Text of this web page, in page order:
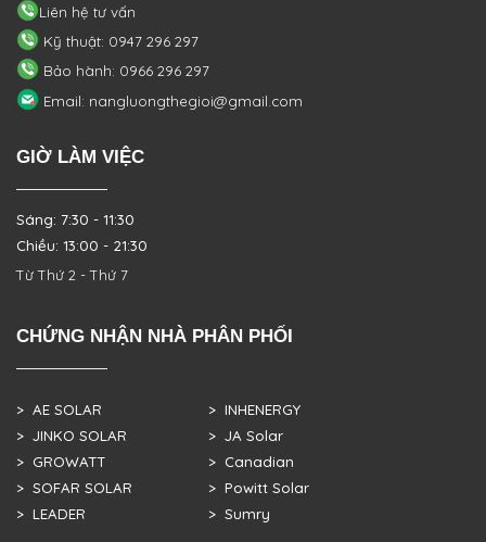
Liên hệ tư vấn
Kỹ thuật: 0947 296 297
Bảo hành: 0966 296 297
Email: nangluongthegioi@gmail.com
GIỜ LÀM VIỆC
Sáng: 7:30 - 11:30
Chiều: 13:00 - 21:30
Từ Thứ 2 - Thứ 7
CHỨNG NHẬN NHÀ PHÂN PHỐI
> AE SOLAR
> JINKO SOLAR
> GROWATT
> SOFAR SOLAR
> LEADER
> INHENERGY
> JA Solar
> Canadian
> Powitt Solar
> Sumry